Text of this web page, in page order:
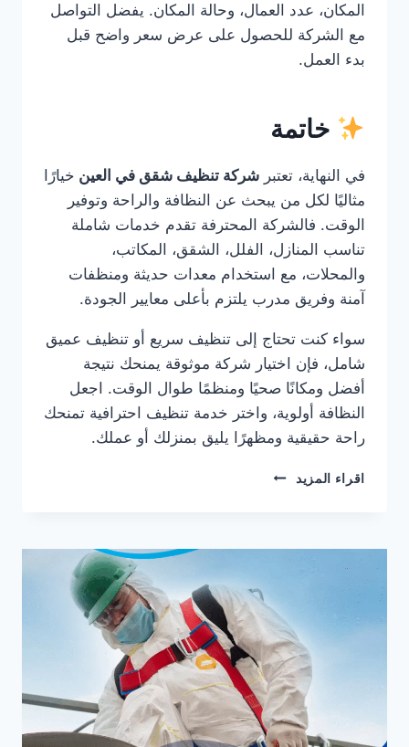
المكان، عدد العمال، وحالة المكان. يفضل التواصل
مع الشركة للحصول على عرض سعر واضح قبل
بدء العمل.
خاتمة
في النهاية، تعتبر شركة تنظيف شقق في العين خيارًا
مثاليًا لكل من يبحث عن النظافة والراحة وتوفير
الوقت. فالشركة المحترفة تقدم خدمات شاملة
تناسب المنازل، الفلل، الشقق، المكاتب،
والمحلات، مع استخدام معدات حديثة ومنظفات
آمنة وفريق مدرب يلتزم بأعلى معايير الجودة.
سواء كنت تحتاج إلى تنظيف سريع أو تنظيف عميق
شامل، فإن اختيار شركة موثوقة يمنحك نتيجة
أفضل ومكانًا صحيًا ومنظمًا طوال الوقت. اجعل
النظافة أولوية، واختر خدمة تنظيف احترافية تمنحك
راحة حقيقية ومظهرًا يليق بمنزلك أو عملك.
اقراء المزيد
شركة
العين
0501949300